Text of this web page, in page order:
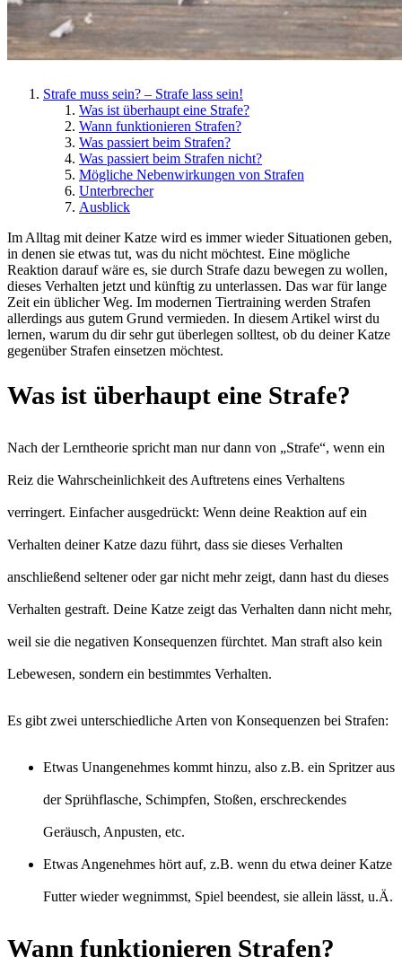
Strafe muss sein? – Strafe lass sein!
Was ist überhaupt eine Strafe?
Wann funktionieren Strafen?
Was passiert beim Strafen?
Was passiert beim Strafen nicht?
Mögliche Nebenwirkungen von Strafen
Unterbrecher
Ausblick
Im Alltag mit deiner Katze wird es immer wieder Situationen geben,
in denen sie etwas tut, was du nicht möchtest. Eine mögliche
Reaktion darauf wäre es, sie durch Strafe dazu bewegen zu wollen,
dieses Verhalten jetzt und künftig zu unterlassen. Das war für lange
Zeit ein üblicher Weg. Im modernen Tiertraining werden Strafen
allerdings aus gutem Grund vermieden. In diesem Artikel wirst du
lernen, warum du dir sehr gut überlegen solltest, ob du deiner Katze
gegenüber Strafen einsetzen möchtest.
Was ist überhaupt eine Strafe?
Nach der Lerntheorie spricht man nur dann von „Strafe“, wenn ein
Reiz die Wahrscheinlichkeit des Auftretens eines Verhaltens
verringert. Einfacher ausgedrückt: Wenn deine Reaktion auf ein
Verhalten deiner Katze dazu führt, dass sie dieses Verhalten
anschließend seltener oder gar nicht mehr zeigt, dann hast du dieses
Verhalten gestraft. Deine Katze zeigt das Verhalten dann nicht mehr,
weil sie die negativen Konsequenzen fürchtet. Man straft also kein
Lebewesen, sondern ein bestimmtes Verhalten.
Es gibt zwei unterschiedliche Arten von Konsequenzen bei Strafen:
Etwas Unangenehmes kommt hinzu, also z.B. ein Spritzer aus
der Sprühflasche, Schimpfen, Stoßen, erschreckendes
Geräusch, Anpusten, etc.
Etwas Angenehmes hört auf, z.B. wenn du etwa deiner Katze
Futter wieder wegnimmst, Spiel beendest, sie allein lässt, u.Ä.
Wann funktionieren Strafen?